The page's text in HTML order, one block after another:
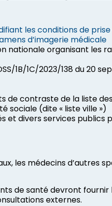
les conditions de
d’imagerie médicale
nationale organisant les
1B/1C/2023/138 du 20
contraste de la liste
sociale (dite « liste ville »)
et divers services
les médecins d’autres
de santé devront
externes.